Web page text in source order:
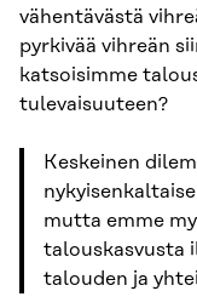
vähentävästä
pyrkivää vihreän
katsoisimme
tulevaisuuteen?
Keskeinen
mutta emme
talouskasvusta
talouden ja